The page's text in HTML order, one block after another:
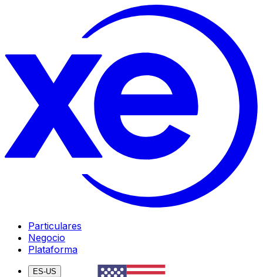
Particulares
Negocio
Plataforma
ES-US